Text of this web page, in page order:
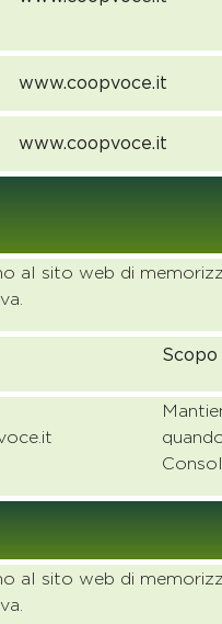
www.coopvoce.it
www.coopvoce.it
al sito web di
Scopo
al sito web di